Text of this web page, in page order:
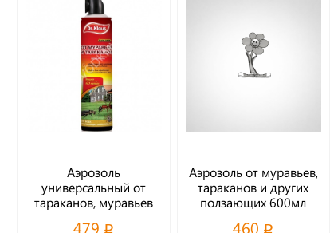
Аэрозоль
универсальный от
тараканов, муравьев
479
Аэрозоль от муравьев,
тараканов и других
ползающих 600мл
460